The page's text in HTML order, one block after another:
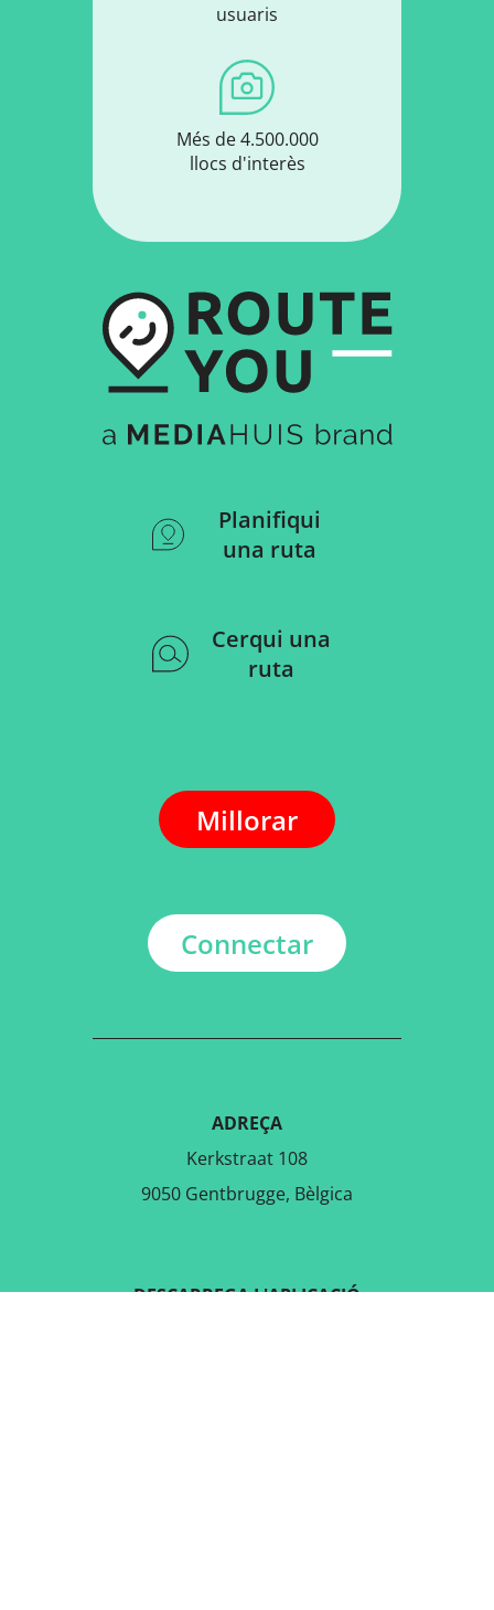
usuaris
Més de 4.500.000
llocs d'interès
Planifiqui
una ruta
Cerqui una
ruta
Millorar
Connectar
ADREÇA
Kerkstraat 108
9050 Gentbrugge, Bèlgica
DESCARREGA L'APLICACIÓ